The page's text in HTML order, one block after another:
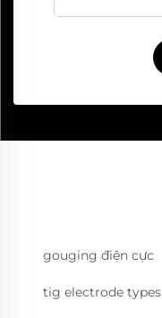
gouging điện cực
tig electrode types